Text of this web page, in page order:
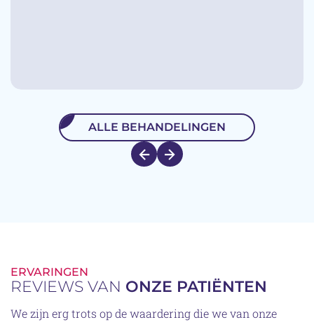
ALLE BEHANDELINGEN
ERVARINGEN
REVIEWS VAN ONZE PATIËNTEN
We zijn erg trots op de waardering die we van onze